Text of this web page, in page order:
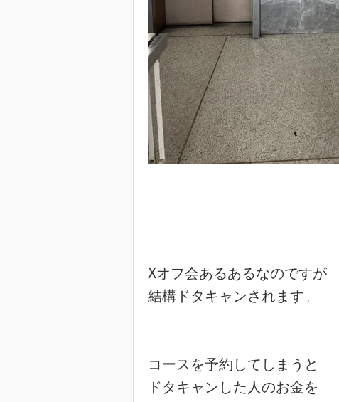
Xオフ会あるあるなのですが
結構ドタキャンされます。
コースを予約してしまうと
ドタキャンした人のお金を